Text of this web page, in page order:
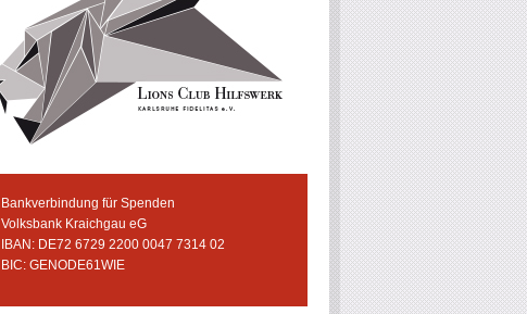
Bankverbindung für Spenden
Volksbank Kraichgau eG
IBAN: DE72 6729 2200 0047 7314 02
BIC: GENODE61WIE